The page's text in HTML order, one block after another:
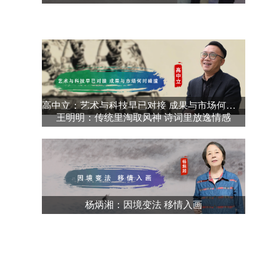
高中立：艺术与科技早已对接 成果与市场何时碰
撞
王明明：传统里淘取风神 诗词里放逸情感
杨炳湘：因境变法 移情入画